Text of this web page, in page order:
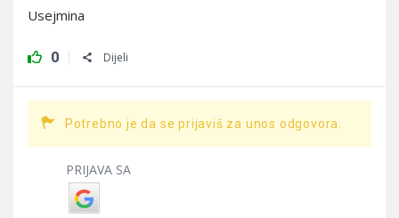
Usejmina
0 Dijeli
Potrebno je da se prijaviš za unos odgovora.
PRIJAVA SA